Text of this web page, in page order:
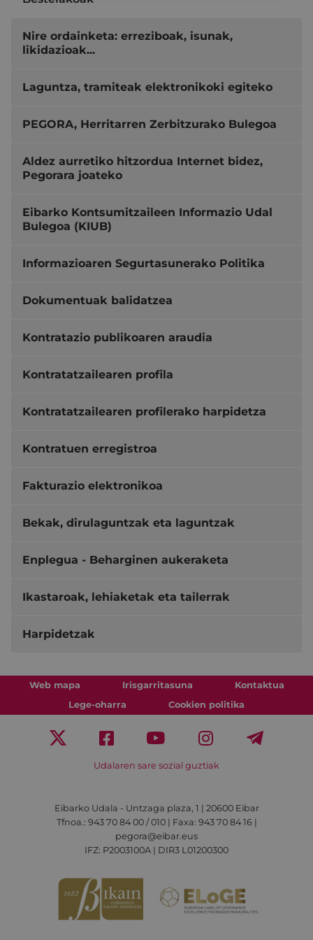
Nire ordainketa: erreziboak, isunak,
likidazioak...
Laguntza, tramiteak elektronikoki egiteko
PEGORA, Herritarren Zerbitzurako Bulegoa
Aldez aurretiko hitzordua Internet bidez,
Pegorara joateko
Eibarko Kontsumitzaileen Informazio Udal
Bulegoa (KIUB)
Informazioaren Segurtasunerako Politika
Dokumentuak balidatzea
Kontratazio publikoaren araudia
Kontratatzailearen profila
Kontratatzailearen profilerako harpidetza
Kontratuen erregistroa
Fakturazio elektronikoa
Bekak, dirulaguntzak eta laguntzak
Enplegua - Beharginen aukeraketa
Ikastaroak, lehiaketak eta tailerrak
Harpidetzak
Web mapa Irisgarritasuna
Kontaktua
Lege-oharra
Cookien politika
Udalaren sare sozial guztiak
Eibarko Udala - Untzaga plaza, 1 | 20600 Eibar
Tfnoa.: 943 70 84 00 / 010 | Faxa: 943 70 84 16 |
pegora@eibar.eus
IFZ: P2003100A | DIR3 L01200300